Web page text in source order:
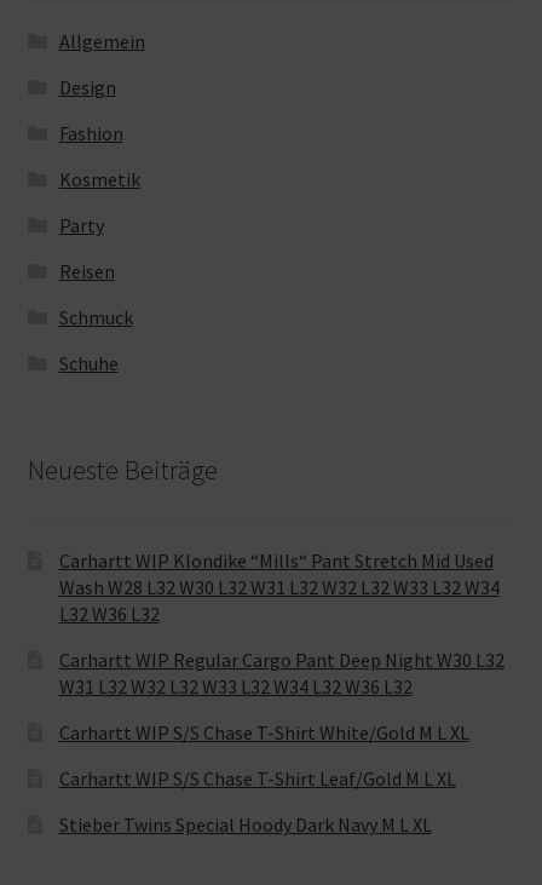
Allgemein
Design
Fashion
Kosmetik
Party
Reisen
Schmuck
Schuhe
Neueste Beiträge
Carhartt WIP Klondike “Mills“ Pant Stretch Mid Used
Wash W28 L32 W30 L32 W31 L32 W32 L32 W33 L32 W34
L32 W36 L32
Carhartt WIP Regular Cargo Pant Deep Night W30 L32
W31 L32 W32 L32 W33 L32 W34 L32 W36 L32
Carhartt WIP S/S Chase T-Shirt White/Gold M L XL
Carhartt WIP S/S Chase T-Shirt Leaf/Gold M L XL
Stieber Twins Special Hoody Dark Navy M L XL